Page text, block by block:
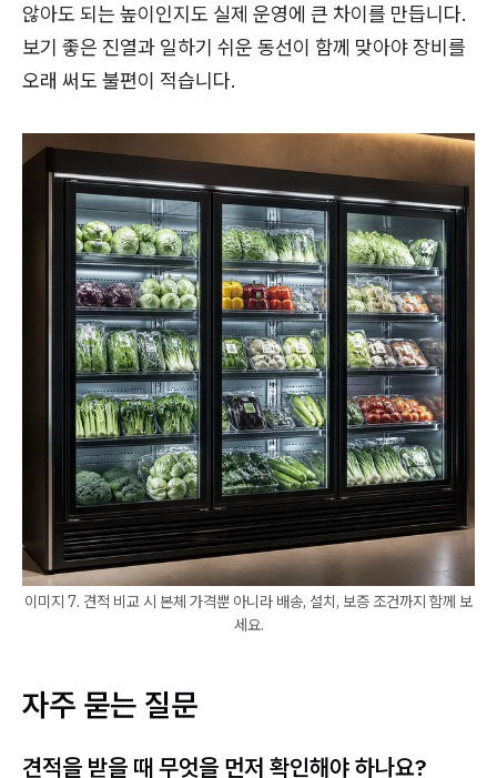
않아도 되는 높이인지도 실제 운영에 큰 차이를 만듭니다.
보기 좋은 진열과 일하기 쉬운 동선이 함께 맞아야 장비를
오래 써도 불편이 적습니다.
이미지 7. 견적 비교 시 본체 가격뿐 아니라 배송, 설치, 보증 조건까지 함께 보
세요.
자주 묻는 질문
견적을 받을 때 무엇을 먼저 확인해야 하나요?